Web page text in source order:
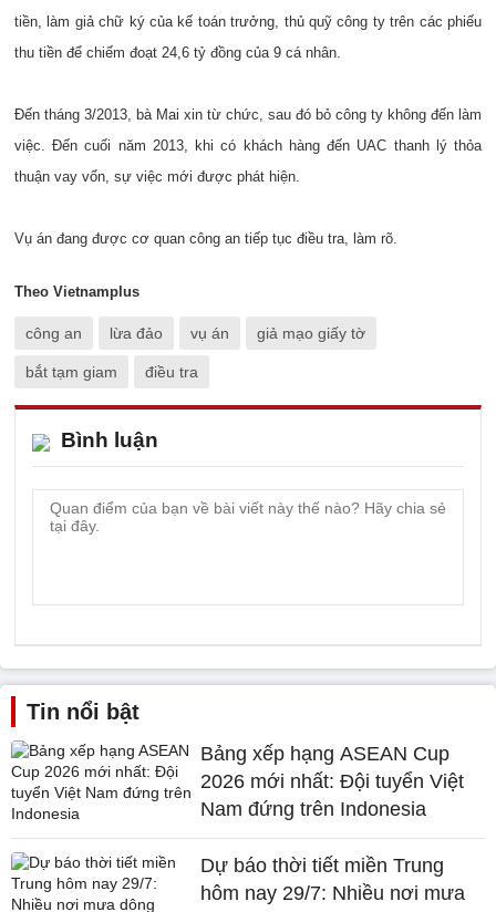
tiền, làm giả chữ ký của kế toán trưởng, thủ quỹ công ty trên các phiếu
thu tiền để chiếm đoạt 24,6 tỷ đồng của 9 cá nhân.
Đến tháng 3/2013, bà Mai xin từ chức, sau đó bỏ công ty không đến làm
việc. Đến cuối năm 2013, khi có khách hàng đến UAC thanh lý thỏa
thuận vay vốn, sự việc mới được phát hiện.
Vụ án đang được cơ quan công an tiếp tục điều tra, làm rõ.
Theo Vietnamplus
công an lừa đảo vụ án giả mạo giấy tờ
bắt tạm giam điều tra
Bình luận
Tin nổi bật
Bảng xếp hạng ASEAN Cup
2026 mới nhất: Đội tuyển Việt
Nam đứng trên Indonesia
Dự báo thời tiết miền Trung
hôm nay 29/7: Nhiều nơi mưa